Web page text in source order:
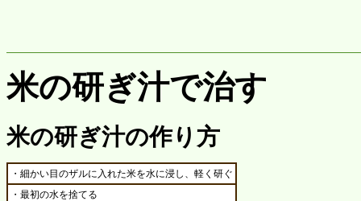
米の研ぎ汁で治す
米の研ぎ汁の作り方
・細かい目のザルに入れた米を水に浸し、軽く研ぐ
・最初の水を捨てる